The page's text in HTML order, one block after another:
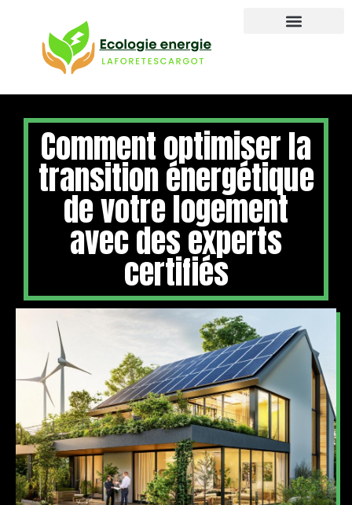
Comment optimiser la
transition énergétique
de votre logement
avec des experts
certifiés